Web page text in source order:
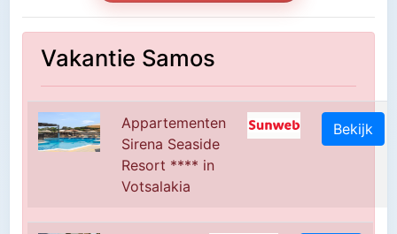
Vakantie Samos
Appartementen
Sirena Seaside
Resort **** in
Votsalakia
Bekijk